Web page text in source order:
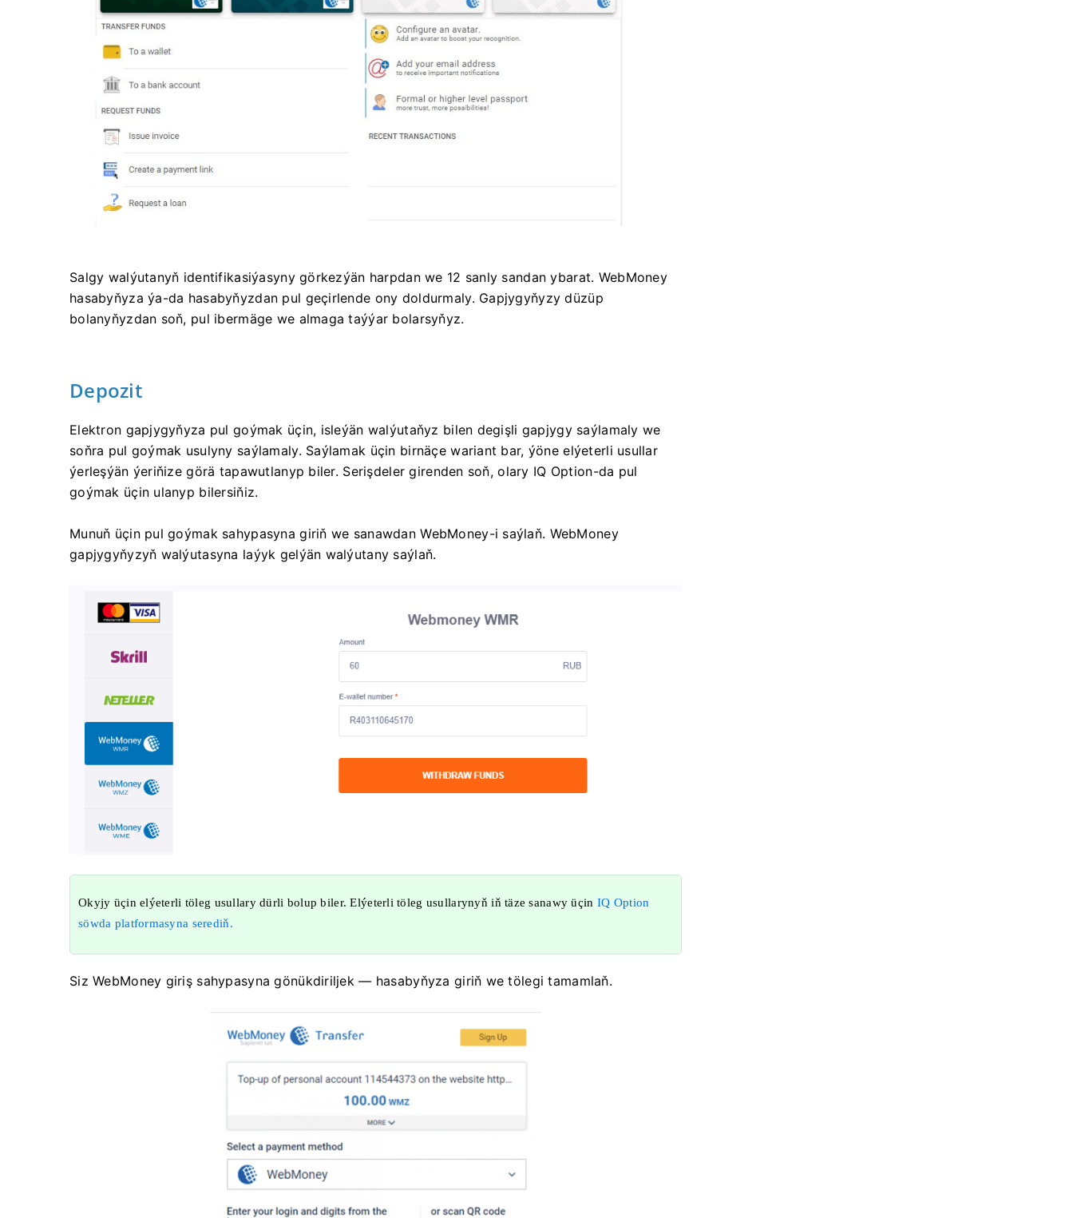
Salgy walýutanyň identifikasiýasyny görkezýän harpdan we 12 sanly sandan ybarat. WebMoney
hasabyňyza ýa-da hasabyňyzdan pul geçirlende ony doldurmaly. Gapjygyňyzy düzüp
bolanyňyzdan soň, pul ibermäge we almaga taýýar bolarsyňyz.
Depozit
Elektron gapjygyňyza pul goýmak üçin, isleýän walýutaňyz bilen degişli gapjygy saýlamaly we
soňra pul goýmak usulyny saýlamaly. Saýlamak üçin birnäçe wariant bar, ýöne elýeterli usullar
ýerleşýän ýeriňize görä tapawutlanyp biler. Serişdeler girenden soň, olary IQ Option-da pul
goýmak üçin ulanyp bilersiňiz.
Munuň üçin pul goýmak sahypasyna giriň we sanawdan WebMoney-i saýlaň. WebMoney
gapjygyňyzyň walýutasyna laýyk gelýän walýutany saýlaň.
Okyjy üçin elýeterli töleg usullary dürli bolup biler. Elýeterli töleg usullarynyň iň täze sanawy üçin IQ Option
söwda platformasyna serediň.
Siz WebMoney giriş sahypasyna gönükdiriljek — hasabyňyza giriň we tölegi tamamlaň.